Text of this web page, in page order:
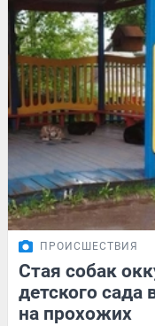
ПРОИСШЕСТВИЯ
Стая собак
детского
на прохожих